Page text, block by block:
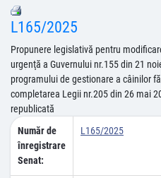
L165/2025
Propunere legislativă pentru
urgenţă a Guvernului nr.155 din 21
programului de gestionare a câinilor
completarea Legii nr.205 din 26 mai
republicată
Număr de
înregistrare
Senat:
L165/2025